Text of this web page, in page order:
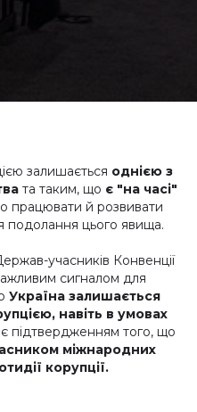
залишається однією з
та таким, що є "на часі"
працювати й розвивати
подолання цього явища.
учасників Конвенції
сигналом для
Україна залишається
навіть в умовах
підтвердженням того, що
міжнародних
корупції.